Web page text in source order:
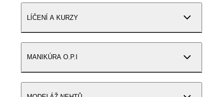
LÍČENÍ A KURZY
MANIKÚRA O.P.I